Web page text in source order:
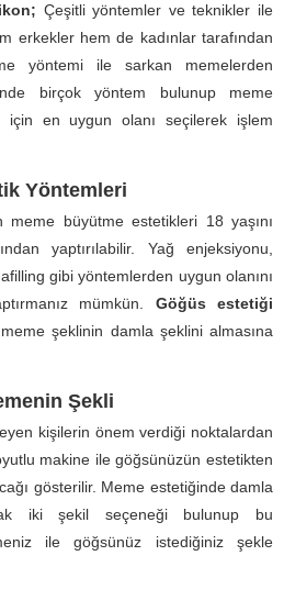
Çeşitli yöntemler ve teknikler ile
erkekler hem de kadınlar tarafından
yöntemi ile sarkan memelerden
birçok yöntem bulunup meme
için en uygun olanı seçilerek işlem
Yöntemleri
büyütme estetikleri 18 yaşını
yaptırılabilir. Yağ enjeksiyonu,
gibi yöntemlerden uygun olanını
mümkün. Göğüs estetiği
şeklinin damla şeklini almasına
Şekli
kişilerin önem verdiği noktalardan
makine ile göğsünüzün estetikten
gösterilir. Meme estetiğinde damla
iki şekil seçeneği bulunup bu
ile göğsünüz istediğiniz şekle